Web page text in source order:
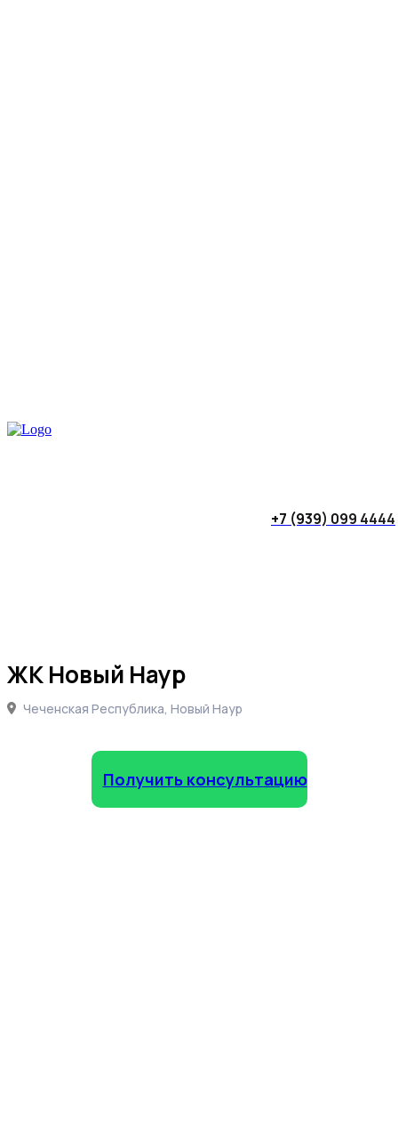
+7 (939) 099 4444
ЖК Новый Наур
Чеченская Республика, Новый Наур
Получить консультацию